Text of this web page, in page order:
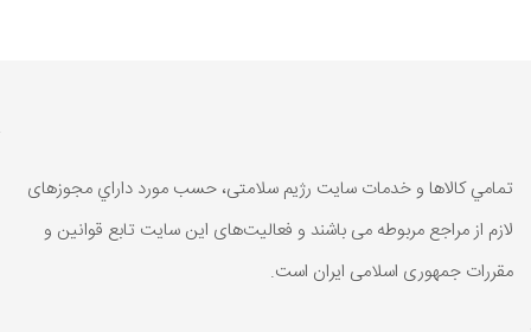
تمامي كالاها و خدمات سایت رژیم سلامتی، حسب مورد داراي مجوزهای
لازم از مراجع مربوطه می باشند و فعاليت‌های اين سايت تابع قوانين و
مقررات جمهوری اسلامی ايران است.